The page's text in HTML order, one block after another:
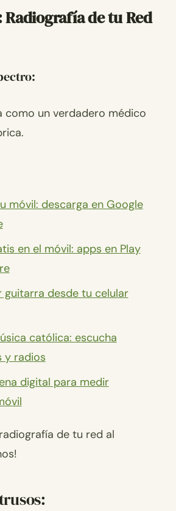
de tu Red
como un verdadero médico
móvil: descarga en Google
en el móvil: apps en Play
desde tu celular
católica: escucha
y radios
digital para medir
de tu red al